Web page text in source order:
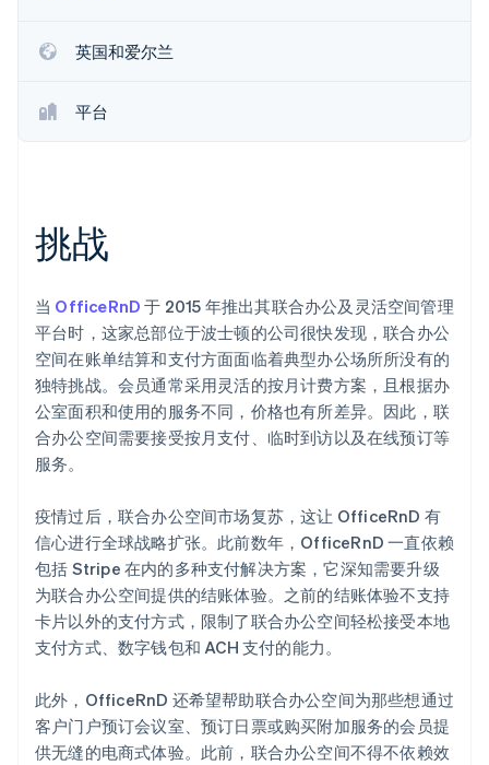
了解 Stripe 如何为 AI 构建经济基础设施。
英国和爱尔兰
平台
挑战
当 OfficeRnD 于 2015 年推出其联合办公及灵活空间管理
平台时，这家总部位于波士顿的公司很快发现，联合办公
空间在账单结算和支付方面面临着典型办公场所所没有的
独特挑战。会员通常采用灵活的按月计费方案，且根据办
公室面积和使用的服务不同，价格也有所差异。因此，联
合办公空间需要接受按月支付、临时到访以及在线预订等
服务。
疫情过后，联合办公空间市场复苏，这让 OfficeRnD 有
信心进行全球战略扩张。此前数年，OfficeRnD 一直依赖
包括 Stripe 在内的多种支付解决方案，它深知需要升级
为联合办公空间提供的结账体验。之前的结账体验不支持
卡片以外的支付方式，限制了联合办公空间轻松接受本地
支付方式、数字钱包和 ACH 支付的能力。
此外，OfficeRnD 还希望帮助联合办公空间为那些想通过
客户门户预订会议室、预订日票或购买附加服务的会员提
供无缝的电商式体验。此前，联合办公空间不得不依赖效